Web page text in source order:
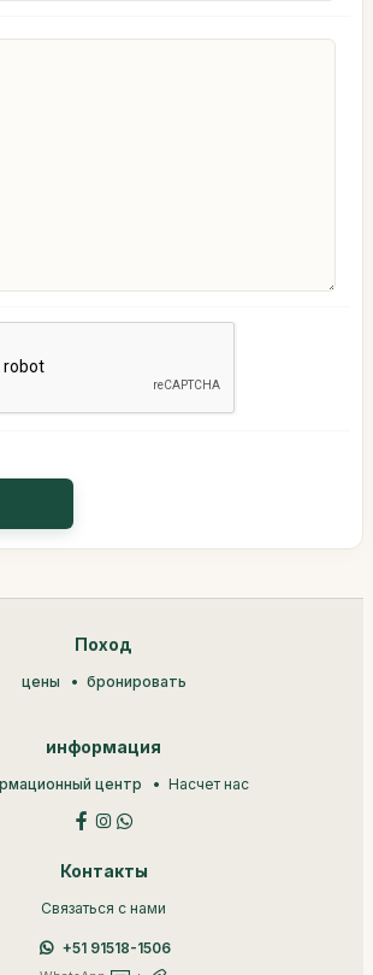
Поход
цены бронировать
информация
центр Насчет нас
Контакты
Связаться с нами
+51 91518-1506